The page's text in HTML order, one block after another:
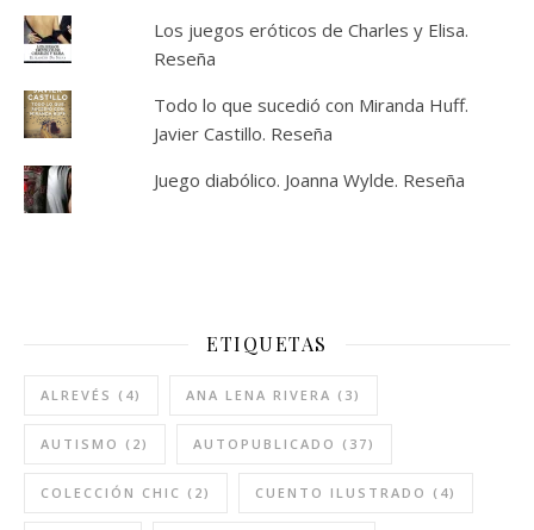
Los juegos eróticos de Charles y Elisa.
Reseña
Todo lo que sucedió con Miranda Huff.
Javier Castillo. Reseña
Juego diabólico. Joanna Wylde. Reseña
ETIQUETAS
ALREVÉS (4) ANA LENA RIVERA (3)
AUTISMO (2) AUTOPUBLICADO (37)
COLECCIÓN CHIC (2) CUENTO ILUSTRADO (4)